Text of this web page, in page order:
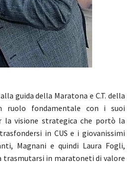
guida della Maratona e C.T. della
ruolo fondamentale con i suoi
la visione strategica che portò la
in CUS e i giovanissimi
Magnani e quindi Laura Fogli,
in maratoneti di valore